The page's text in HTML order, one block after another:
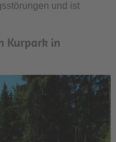
und ist
Kurpark in